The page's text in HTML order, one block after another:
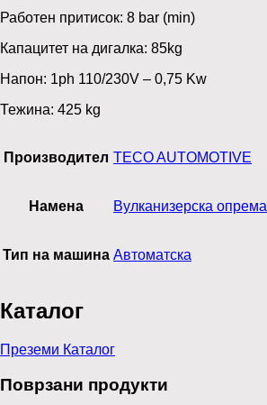
Работен притисок: 8 bar (min)
Капацитет на дигалка: 85kg
Напон: 1ph 110/230V – 0,75 Kw
Тежина: 425 kg
Производител TECO AUTOMOTIVE
Намена Вулканизерска опрема
Тип на машина Автоматска
Каталог
Преземи Каталог
Поврзани продукти